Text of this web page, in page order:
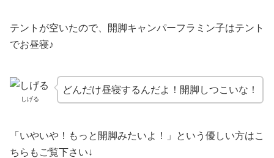
テントが空いたので、開脚キャンパーフラミン子はテント
でお昼寝♪
しげる
どんだけ昼寝するんだよ！開脚しつこいな！
「いやいや！もっと開脚みたいよ！」という優しい方はこ
ちらもご覧下さい↓